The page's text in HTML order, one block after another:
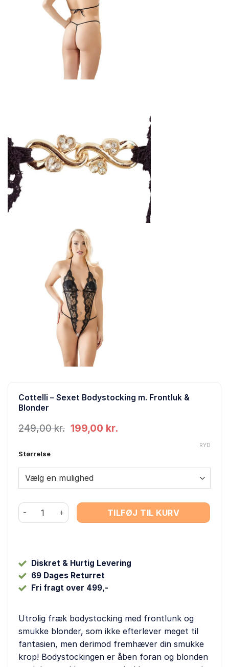
Cottelli – Sexet Bodystocking m. Frontluk &
Blonder
249,00kr. Den
oprindelige
249,00 kr..
199,00 kr.Den
199,00 kr..
Størrelse
RYD
Cottelli - Sexet Bodystocking m. Frontluk & Blonder
TILFØJ TIL KURV
Diskret & Hurtig Levering
69 Dages Returret
Fri fragt over 499,-
Utrolig fræk bodystocking med frontlunk og
smukke blonder, som ikke efterlever meget til
fantasien, men derimod fremhæver din smukke
krop! Bodystockingen er åben foran og blonden